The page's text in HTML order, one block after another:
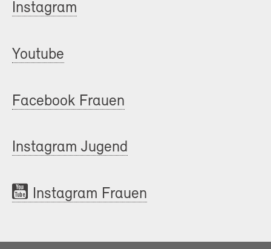
Instagram
Youtube
Facebook Frauen
Instagram Jugend
Instagram Frauen